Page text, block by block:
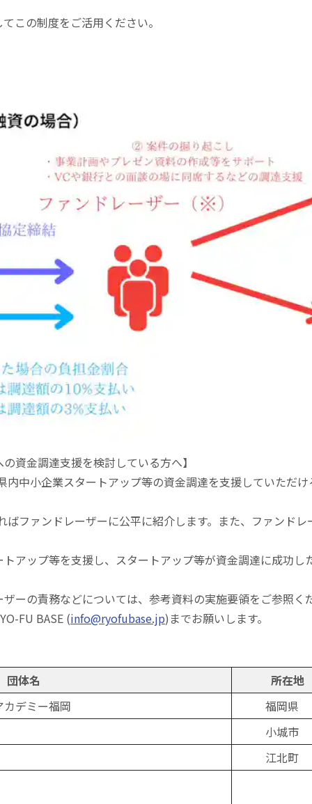
この制度をご活用ください。
資金調達支援を検討している方へ】
内中小企業スタートアップ等の資金調達を支援していただ
ばファンドレーザーに公平に紹介します。また、ファンド
アップ等を支援し、スタートアップ等が資金調達に成功し
ーの責務などについては、参考資料の実施要領をご参照く
FU BASE (info@ryofubase.jp)までお願いします。
団体名
所在地
デミー福岡
福岡県
小城市
江北町